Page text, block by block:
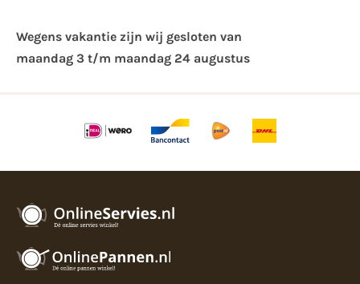
Wegens vakantie zijn wij gesloten van ​
maandag 3 t/m maandag 24 augustus